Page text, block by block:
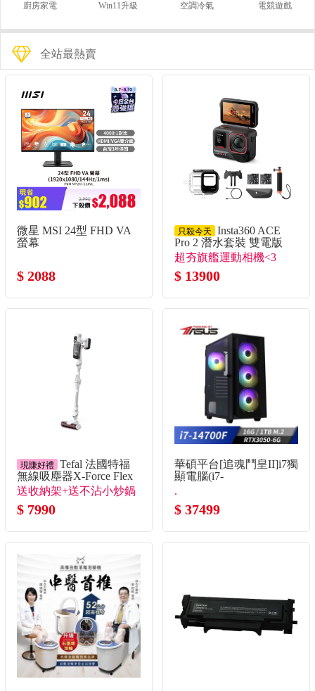
廚房家電 Win11升級 空調冷氣 電競遊戲
全站最熱賣
微星 MSI 24型 FHD VA
螢幕
$ 2088
只殺今天
Insta360 ACE
Pro 2 潛水套裝 雙電版
超夯旗艦運動相機<3
$ 13900
現賺好禮
Tefal 法國特福
無線吸塵器X-Force Flex
9.6
送收納架+送不沾小炒鍋
$ 7990
華碩平台[追魂鬥皇II]i7獨
顯電腦(i7-
.
$ 37499